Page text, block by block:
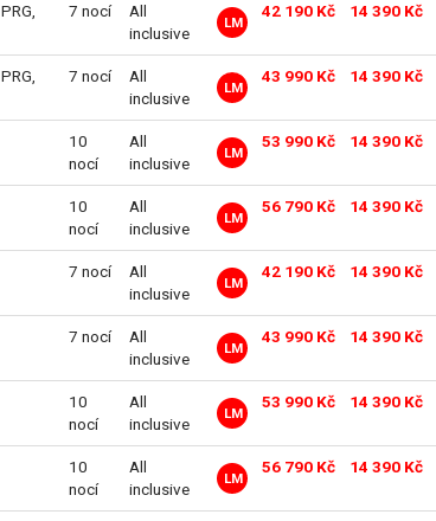
PRG,
7 nocí
All
inclusive
LM
42 190 Kč 14 390 Kč
PRG,
7 nocí
All
inclusive
LM
43 990 Kč 14 390 Kč
10
nocí
All
inclusive
LM
53 990 Kč 14 390 Kč
10
nocí
All
inclusive
LM
56 790 Kč 14 390 Kč
7 nocí
All
inclusive
LM
42 190 Kč 14 390 Kč
7 nocí
All
inclusive
LM
43 990 Kč 14 390 Kč
10
nocí
All
inclusive
LM
53 990 Kč 14 390 Kč
10
nocí
All
inclusive
LM
56 790 Kč 14 390 Kč